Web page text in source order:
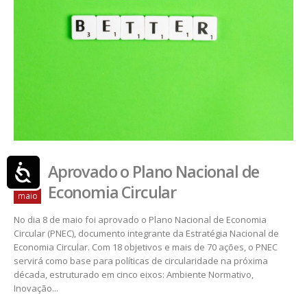
Acessibilidade
14
maio
Aprovado o Plano Nacional de
Economia Circular
No dia 8 de maio foi aprovado o Plano Nacional de Economia
Circular (PNEC), documento integrante da Estratégia Nacional de
Economia Circular. Com 18 objetivos e mais de 70 ações, o PNEC
servirá como base para políticas de circularidade na próxima
década, estruturado em cinco eixos: Ambiente Normativo,
Inovação...